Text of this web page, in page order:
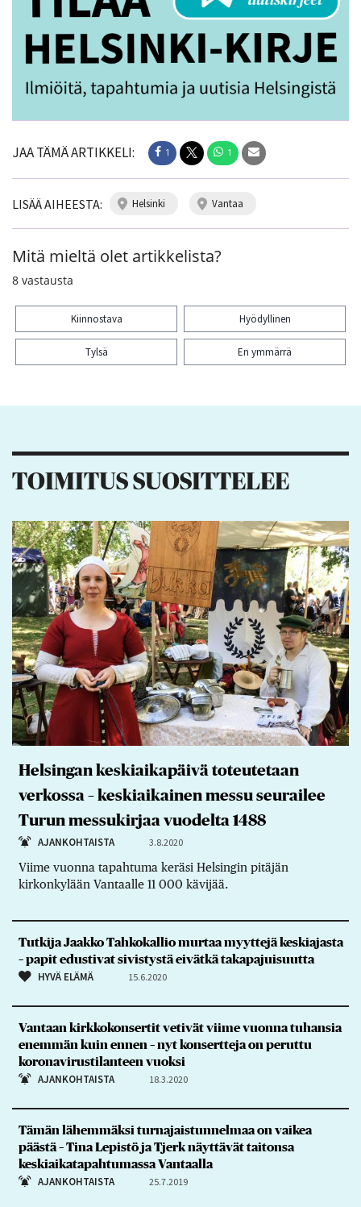
JAA TÄMÄ ARTIKKELI: 1 1
LISÄÄ AIHEESTA: helsinki vantaa
Mitä mieltä olet artikkelista?
8 vastausta
Kiinnostava Hyödyllinen
Tylsä En ymmärrä
TOIMITUS SUOSITTELEE
Helsingan keskiaikapäivä toteutetaan
verkossa – keskiaikainen messu seurailee
Turun messukirjaa vuodelta 1488
AJANKOHTAISTA 3.8.2020
Viime vuonna tapahtuma keräsi Helsingin pitäjän
kirkonkylään Vantaalle 11 000 kävijää.
Tutkija Jaakko Tahkokallio murtaa myyttejä keskiajasta
– papit edustivat sivistystä eivätkä takapajuisuutta
HYVÄ ELÄMÄ 15.6.2020
Vantaan kirkkokonsertit vetivät viime vuonna tuhansia
enemmän kuin ennen – nyt konsertteja on peruttu
koronavirustilanteen vuoksi
AJANKOHTAISTA 18.3.2020
Tämän lähemmäksi turnajaistunnelmaa on vaikea
päästä – Tina Lepistö ja Tjerk näyttävät taitonsa
keskiaikatapahtumassa Vantaalla
AJANKOHTAISTA 25.7.2019